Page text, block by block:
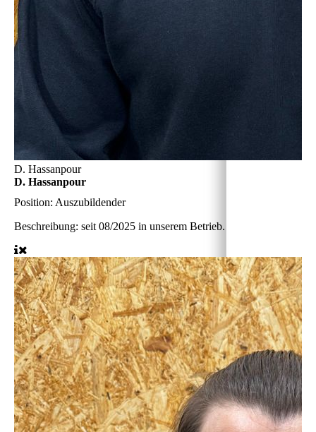
D. Hassanpour
D. Hassanpour
Position: Auszubildender
Beschreibung: seit 08/2025 in unserem Betrieb.